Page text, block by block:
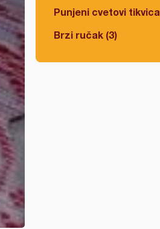
Punjeni cvetovi tikvica
Brzi ručak (3)